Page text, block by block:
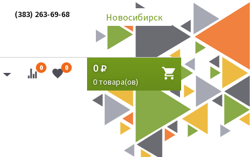
(383) 263-69-68 Новосибирск
0 0 0
0товара(ов)